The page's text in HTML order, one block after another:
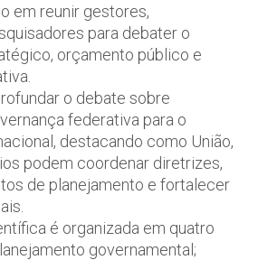
em reunir gestores,
para debater o
orçamento público e
o debate sobre
federativa para o
destacando como União,
podem coordenar diretrizes,
de planejamento e fortalecer
é organizada em quatro
governamental;